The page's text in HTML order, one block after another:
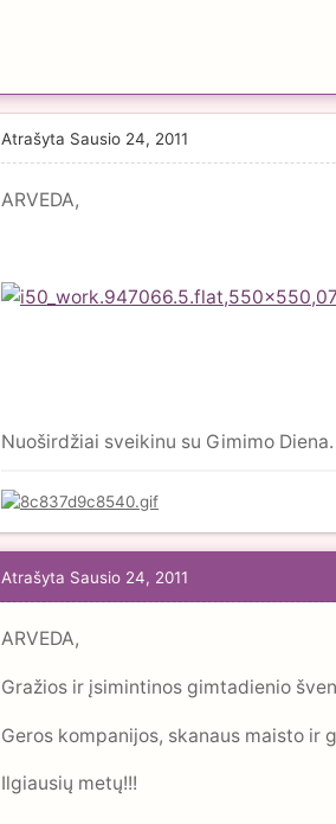
Atrašyta Sausio 24, 2011
ARVEDA,
Nuoširdžiai sveikinu su Gimimo Diena.
Atrašyta Sausio 24, 2011
ARVEDA,
Gražios ir įsimintinos gimtadienio
Geros kompanijos, skanaus maisto ir
Ilgiausių metų!!!